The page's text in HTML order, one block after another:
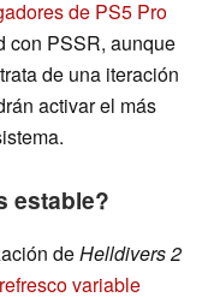
de PS5 Pro
con PSSR, aunque
de una iteración
activar el más
estable?
deHelldivers 2
variable